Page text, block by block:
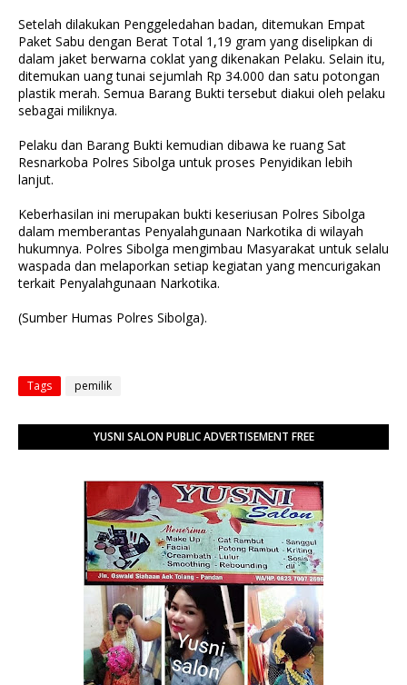
Setelah dilakukan Penggeledahan badan, ditemukan Empat
Paket Sabu dengan Berat Total 1,19 gram yang diselipkan di
dalam jaket berwarna coklat yang dikenakan Pelaku. Selain itu,
ditemukan uang tunai sejumlah Rp 34.000 dan satu potongan
plastik merah. Semua Barang Bukti tersebut diakui oleh pelaku
sebagai miliknya.
Pelaku dan Barang Bukti kemudian dibawa ke ruang Sat
Resnarkoba Polres Sibolga untuk proses Penyidikan lebih
lanjut.
Keberhasilan ini merupakan bukti keseriusan Polres Sibolga
dalam memberantas Penyalahgunaan Narkotika di wilayah
hukumnya. Polres Sibolga mengimbau Masyarakat untuk selalu
waspada dan melaporkan setiap kegiatan yang mencurigakan
terkait Penyalahgunaan Narkotika.
(Sumber Humas Polres Sibolga).
Tags pemilik
YUSNI SALON PUBLIC ADVERTISEMENT FREE